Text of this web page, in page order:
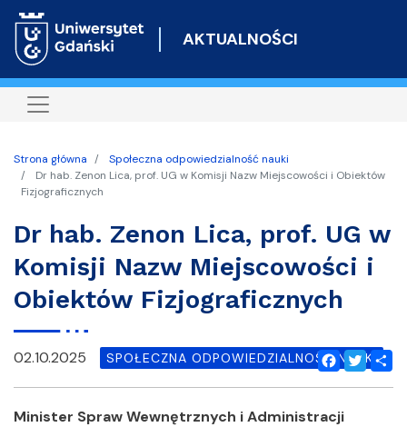
do
AKTUALNOŚCI
Strona główna
Społeczna odpowiedzialność nauki
Dr hab. Zenon Lica, prof. UG w Komisji Nazw Miejscowości i Obiektów
Fizjograficznych
Dr hab. Zenon Lica, prof. UG w
Komisji Nazw Miejscowości i
Obiektów Fizjograficznych
Facebook
Twitter
02.10.2025 SPOŁECZNA ODPOWIEDZIALNOŚĆ NAUKI
Minister Spraw Wewnętrznych i Administracji